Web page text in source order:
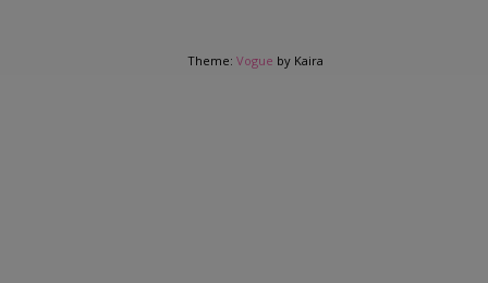
Theme: Vogue by Kaira